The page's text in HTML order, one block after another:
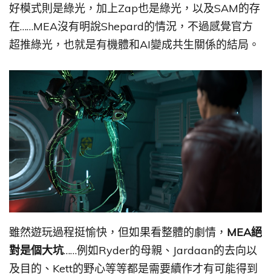
好模式則是綠光，加上Zap也是綠光，以及SAM的存
在……MEA沒有明說Shepard的情況，不過感覺官方
超推綠光，也就是有機體和AI變成共生關係的結局。
雖然遊玩過程挺愉快，但如果看整體的劇情， MEA絕
對是個大坑……例如Ryder的母親、Jardaan的去向以
及目的、Kett的野心等等都是需要續作才有可能得到